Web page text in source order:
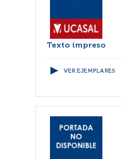
Texto impreso
VER EJEMPLARES